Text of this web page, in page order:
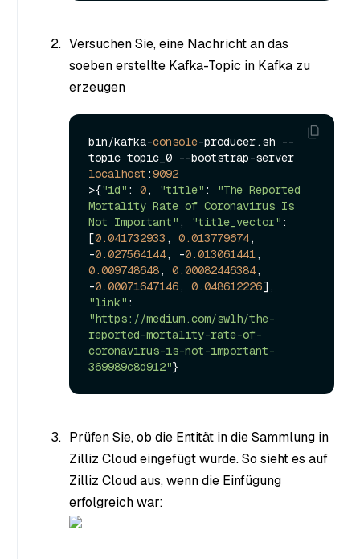
Versuchen Sie, eine Nachricht an das
soeben erstellte Kafka-Topic in Kafka zu
erzeugen
bin/kafka-console-producer. sh --
localhost :9092
>{"id" : 0, "title" :
"The Reported
Mortality Rate of Coronavirus Is
Not Important" , "title_vector" :
[0.041732933 , 0.013779674,
-0.027564144, -0.013061441
0.009748648, 0.00082446384,
-0.00071647146, 0.048612226
"link"
"https://medium.com/swlh/the-
reported-mortality-rate-of-
coronavirus-is-not-important-
369989c8d912"
Prüfen Sie, ob die Entität in die Sammlung in
Zilliz Cloud eingefügt wurde. So sieht es auf
Zilliz Cloud aus, wenn die Einfügung
erfolgreich war: